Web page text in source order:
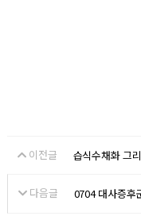
이전글 습식수채화 그
다음글 0704 대사증후